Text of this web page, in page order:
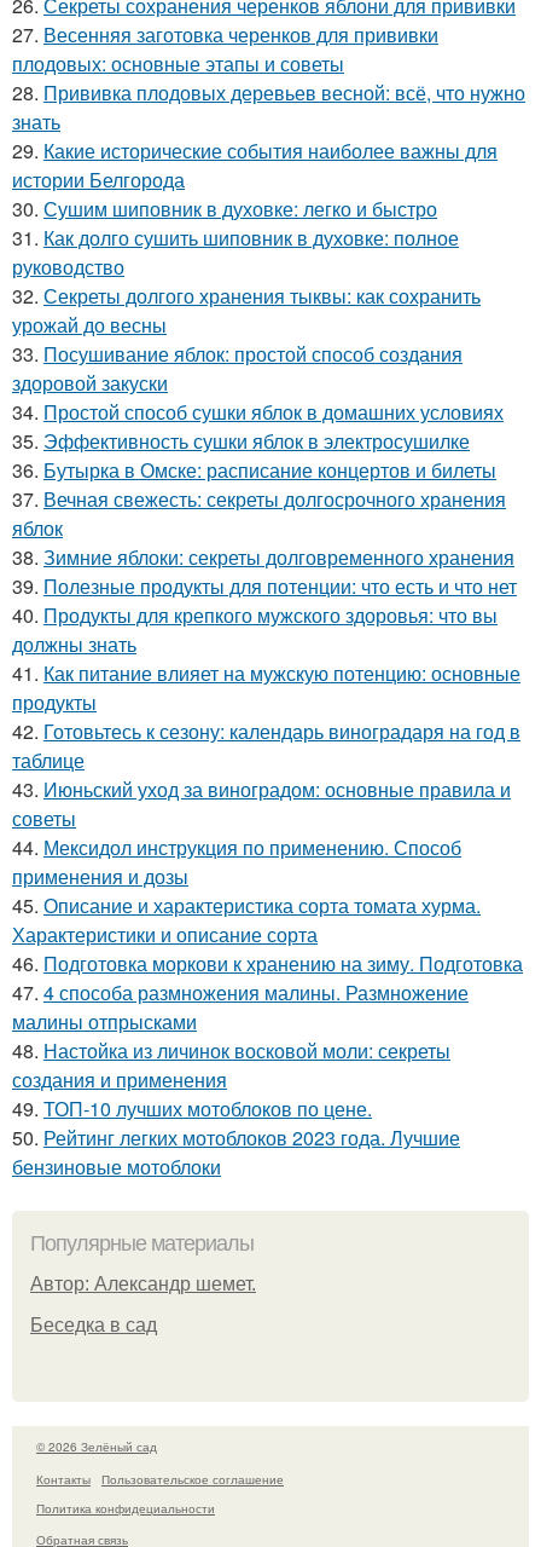
26. Секреты сохранения черенков яблони для прививки
27. Весенняя заготовка черенков для прививки
плодовых: основные этапы и советы
28. Прививка плодовых деревьев весной: всё, что нужно
знать
29. Какие исторические события наиболее важны для
истории Белгорода
30. Сушим шиповник в духовке: легко и быстро
31. Как долго сушить шиповник в духовке: полное
руководство
32. Секреты долгого хранения тыквы: как сохранить
урожай до весны
33. Посушивание яблок: простой способ создания
здоровой закуски
34. Простой способ сушки яблок в домашних условиях
35. Эффективность сушки яблок в электросушилке
36. Бутырка в Омске: расписание концертов и билеты
37. Вечная свежесть: секреты долгосрочного хранения
яблок
38. Зимние яблоки: секреты долговременного хранения
39. Полезные продукты для потенции: что есть и что нет
40. Продукты для крепкого мужского здоровья: что вы
должны знать
41. Как питание влияет на мужскую потенцию: основные
продукты
42. Готовьтесь к сезону: календарь виноградаря на год в
таблице
43. Июньский уход за виноградом: основные правила и
советы
44. Мексидол инструкция по применению. Способ
применения и дозы
45. Описание и характеристика сорта томата хурма.
Характеристики и описание сорта
46. Подготовка моркови к хранению на зиму. Подготовка
47. 4 способа размножения малины. Размножение
малины отпрысками
48. Настойка из личинок восковой моли: секреты
создания и применения
49. ТОП-10 лучших мотоблоков по цене.
50. Рейтинг легких мотоблоков 2023 года. Лучшие
бензиновые мотоблоки
Популярные материалы
Автор: Александр шемет.
Беседка в сад
© 2026 Зелёный сад
Контакты
Пользовательское соглашение
Политика конфидециальности
Обратная связь